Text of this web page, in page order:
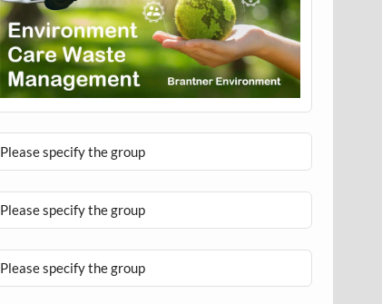
Please specify the group
Please specify the group
Please specify the group